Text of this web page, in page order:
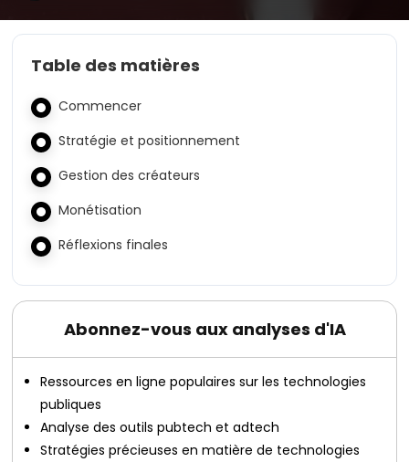
Table des matières
Commencer
Stratégie et positionnement
Gestion des créateurs
Monétisation
Réflexions finales
Abonnez-vous aux analyses d'IA
Ressources en ligne populaires sur les technologies
publiques
Analyse des outils pubtech et adtech
Stratégies précieuses en matière de technologies